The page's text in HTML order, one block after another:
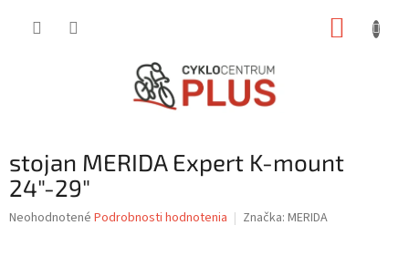
stojan MERIDA Expert K-mount
24"-29"
Priemerné
Neohodnotené Podrobnosti hodnotenia Značka: MERIDA